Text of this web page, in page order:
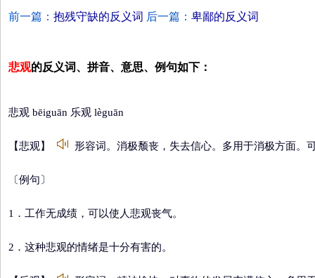
前一篇： 抱残守缺的反义词 后一篇： 卑鄙的反义词
悲观的反义词、拼音、意思、例句如下：
悲观 bēiguān 乐观 lèguān
【悲观】 形容词。消极颓丧，失去信心。多用于消极方面。
〔例句〕
1．工作无成绩，可以使人悲观丧气。
2．这种悲观的情绪是十分有害的。